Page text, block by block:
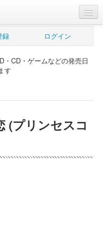
録 ログイン
・CD・ゲームなどの発売日
す
(プリンセスコ